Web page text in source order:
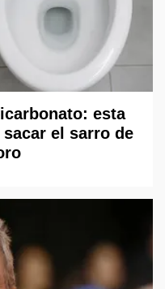
esta
el sarro de